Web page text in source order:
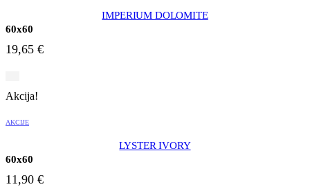
IMPERIUM DOLOMITE
60x60
19,65 €
Akcija!
AKCIJE
LYSTER IVORY
60x60
11,90 €